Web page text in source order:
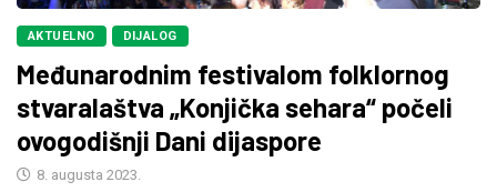
AKTUELNO DIJALOG
Međunarodnim festivalom folklornog
stvaralaštva „Konjička sehara“ počeli
ovogodišnji Dani dijaspore
8. augusta 2023.